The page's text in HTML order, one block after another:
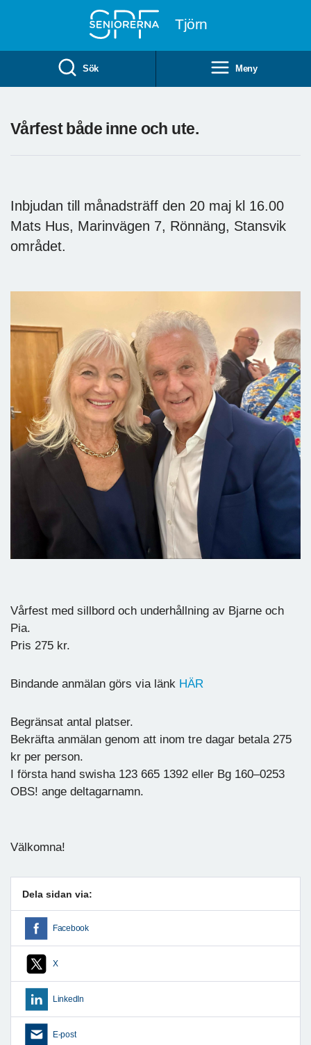
Tjörn
Sök Meny
Vårfest både inne och ute.
Inbjudan till månadsträff den 20 maj kl 16.00
Mats Hus, Marinvägen 7, Rönnäng, Stansvik
området.
Vårfest med sillbord och underhållning av Bjarne och
Pia.
Pris 275 kr.
Bindande anmälan görs via länk HÄR
Begränsat antal platser.
Bekräfta anmälan genom att inom tre dagar betala 275
kr per person.
I första hand swisha 123 665 1392 eller Bg 160–0253
OBS! ange deltagarnamn.
Välkomna!
Dela sidan via:
Facebook
X
LinkedIn
E-post